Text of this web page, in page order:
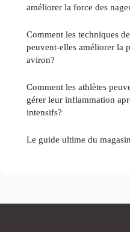
améliorer la force des
Comment les techniques
peuvent-elles améliorer la
aviron?
Comment les athlètes
gérer leur inflammation
intensifs?
Le guide ultime du